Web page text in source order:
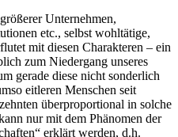
Unternehmen,
etc., selbst wohltätige,
mit diesen Charakteren – ein
zum Niedergang unseres
gerade diese nicht sonderlich
eitleren Menschen seit
überproportional in solche
nur mit dem Phänomen der
erklärt werden, d.h.